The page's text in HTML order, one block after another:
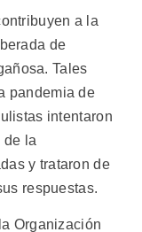
a la
de
Tales
pandemia de
intentaron
de la
y trataron de
respuestas.
Organización